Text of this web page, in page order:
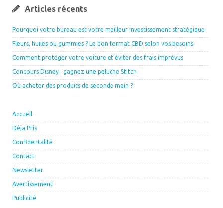
Articles récents
Pourquoi votre bureau est votre meilleur investissement stratégique
Fleurs, huiles ou gummies ? Le bon format CBD selon vos besoins
Comment protéger votre voiture et éviter des frais imprévus
Concours Disney : gagnez une peluche Stitch
Où acheter des produits de seconde main ?
Accueil
Déja Pris
Confidentalité
Contact
Newsletter
Avertissement
Publicité